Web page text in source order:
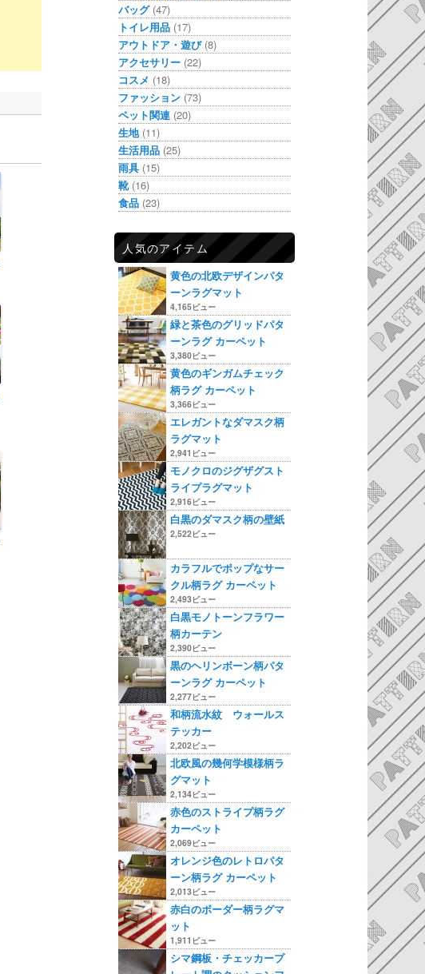
バッグ(47)
トイレ用品 (17)
アウトドア・遊び(8)
アクセサリー (22)
コスメ (18)
ファッション (73)
ペット関連 (20)
生地(11)
生活用品 (25)
雨具 (15)
靴(16)
食品 (23)
人気のアイテム
黄色の北欧デザインパタ
ーンラグマット
4,165ビュー
緑と茶色のグリッドパタ
ーンラグ カーペット
3,380ビュー
黄色のギンガムチェック
柄ラグ カーペット
3,366ビュー
エレガントなダマスク柄
ラグマット
2,941ビュー
モノクロのジグザグスト
ライプラグマット
2,916ビュー
白黒のダマスク柄の壁紙
2,522ビュー
カラフルでポップなサー
クル柄ラグ カーペット
2,493ビュー
白黒モノトーンフラワー
柄カーテン
2,390ビュー
黒のヘリンボーン柄パタ
ーンラグ カーペット
2,277ビュー
和柄流水紋 ウォールス
テッカー
2,202ビュー
北欧風の幾何学模様柄ラ
グマット
2,134ビュー
赤色のストライプ柄ラグ
カーペット
2,069ビュー
オレンジ色のレトロパタ
ーン柄ラグ カーペット
2,013ビュー
赤白のボーダー柄ラグマ
ット
1,911ビュー
シマ鋼板・チェッカープ